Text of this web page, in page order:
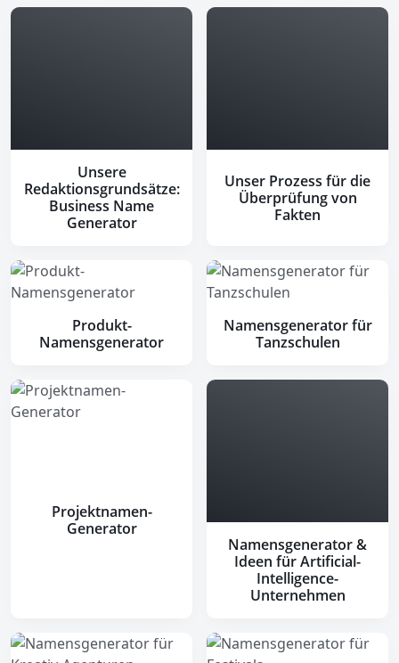
Unsere
Redaktionsgrundsätze:
Business Name
Generator
Unser Prozess für die
Überprüfung von
Fakten
Produkt-
Namensgenerator
Namensgenerator für
Tanzschulen
Projektnamen-
Generator
Namensgenerator &
Ideen für Artificial-
Intelligence-
Unternehmen